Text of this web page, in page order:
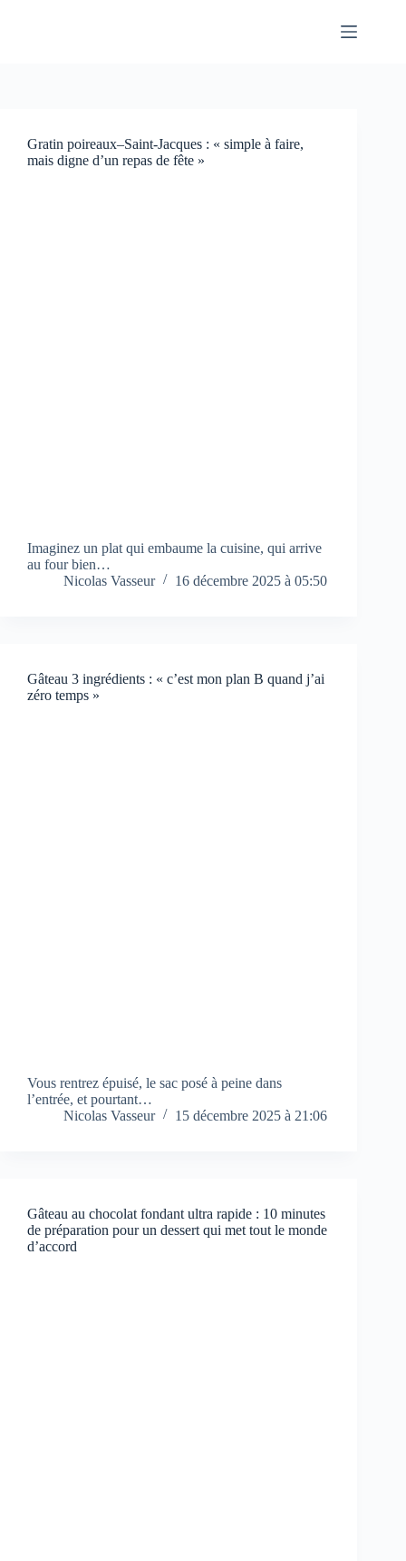
Gratin poireaux–Saint-Jacques : « simple à faire,
mais digne d’un repas de fête »
Imaginez un plat qui embaume la cuisine, qui arrive
au four bien…
Nicolas Vasseur
16 décembre 2025 à 05:50
Gâteau 3 ingrédients : « c’est mon plan B quand j’ai
zéro temps »
Vous rentrez épuisé, le sac posé à peine dans
l’entrée, et pourtant…
Nicolas Vasseur
15 décembre 2025 à 21:06
Gâteau au chocolat fondant ultra rapide : 10 minutes
de préparation pour un dessert qui met tout le monde
d’accord